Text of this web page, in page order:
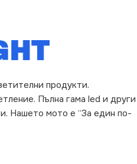
продукти.
Пълна гама led и други
Нашето мото е “За един по-